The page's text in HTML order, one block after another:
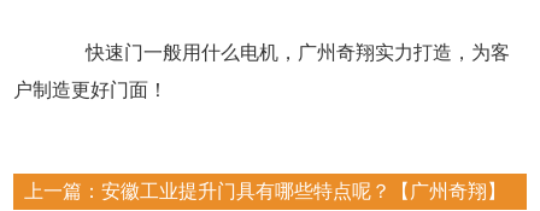
快速门一般用什么电机，广州奇翔实力打造，为客
户制造更好门面！
上一篇： 安徽工业提升门具有哪些特点呢？【广州奇翔】